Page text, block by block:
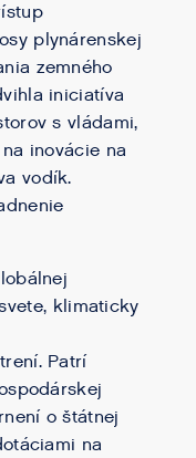
plynárenskej
zemného
iniciatíva
s vládami,
inovácie na
vodík.
klimaticky
Patrí
o štátnej
na